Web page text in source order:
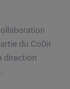
du CoDir
direction